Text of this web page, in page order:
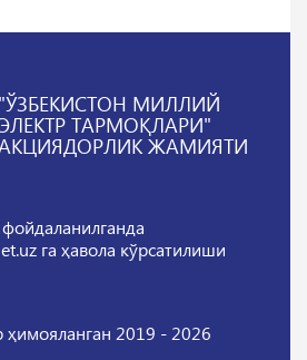
"ЎЗБЕКИСТОН МИЛЛИЙ
ЭЛЕКТР ТАРМОҚЛАРИ"
ЖАМИЯТИ
га ҳавола кўрсатилиши
ҳимояланган 2019 - 2026